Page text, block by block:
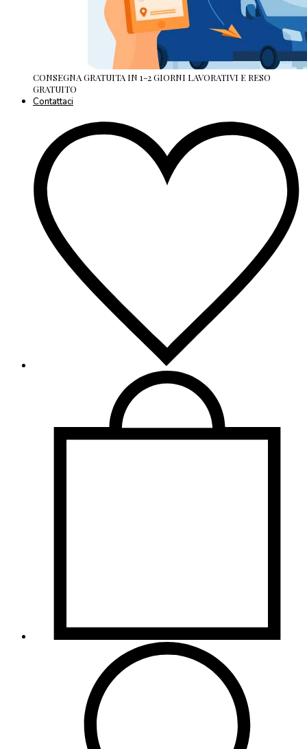
CONSEGNA GRATUITA IN 1-2 GIORNI LAVORATIVI E RESO
GRATUITO
Contattaci